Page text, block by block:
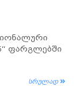
ფარგლებში
სრულად